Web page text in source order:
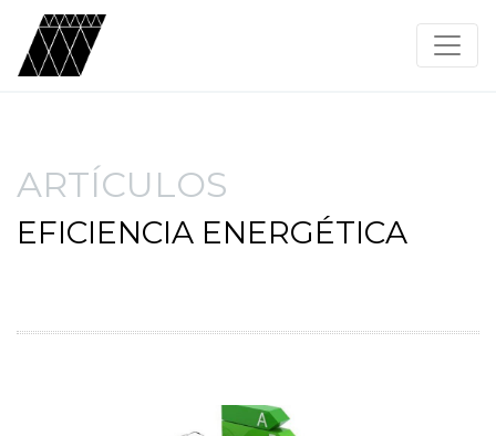
ARTÍCULOS
EFICIENCIA ENERGÉTICA